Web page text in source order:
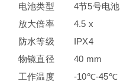
电池类型
4节5号电池
放大倍率
4.5 x
防水等级
IPX4
物镜直径
40 mm
工作温度
-10℃-45℃